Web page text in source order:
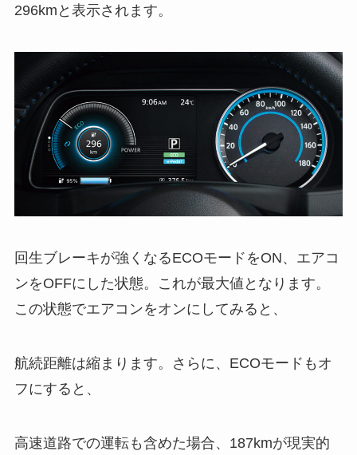
296kmと表示されます。
回生ブレーキが強くなるECOモードをON、エアコ
ンをOFFにした状態。これが最大値となります。
この状態でエアコンをオンにしてみると、
航続距離は縮まります。さらに、ECOモードもオ
フにすると、
高速道路での運転も含めた場合、187kmが現実的